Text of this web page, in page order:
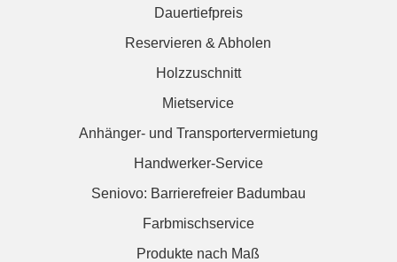
Dauertiefpreis
Reservieren & Abholen
Holzzuschnitt
Mietservice
Anhänger- und Transportervermietung
Handwerker-Service
Seniovo: Barrierefreier Badumbau
Farbmischservice
Produkte nach Maß